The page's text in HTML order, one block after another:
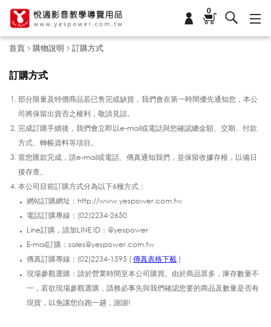
0
首頁 購物說明 訂購方式
訂購方式
部分限量及特價商品若已售完或缺貨，我們會在第一時間優先通知您，本公
司將保留出貨否之權利，敬請見諒。
完成訂購手續後，我們會立即以e-mail或電話與您確認總金額、交期、付款
方式、轉帳資料等項目。
當您匯款完成，請e-mail或電話、傳真通知我們，並保留收據存根，以備日
後存查。
本公司目前訂購方式分為以下6種方式：
網站訂購網址：http://www.yespower.com.tw
電話訂購專線：(02)2234-2650
Line訂購，請加LINE ID：@yespower
E-mail訂購：sales@yespower.com.tw
傳真訂購專線：(02)2234-1595 ( 傳真表格下載 )
現場參觀選購：請於營業時間至本公司購買。由於商品眾多，庫存數量不
一，若欲現場參觀選購，請務必事先與我們確認您要的商品及數量是否有
現貨，以免讓您白跑一趟，謝謝!